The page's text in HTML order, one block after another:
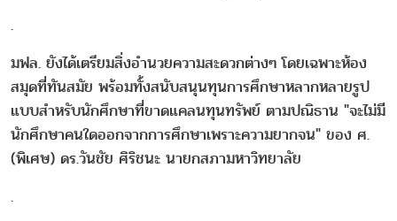
.
มฟล. ยังได้เตรียมสิ่งอำนวยความสะดวกต่างๆ โดยเฉพาะห้อง
สมุดที่ทันสมัย พร้อมทั้งสนับสนุนทุนการศึกษาหลากหลายรูป
แบบสำหรับนักศึกษาที่ขาดแคลนทุนทรัพย์ ตามปณิธาน "จะไม่มี
นักศึกษาคนใดออกจากการศึกษาเพราะความยากจน" ของ ศ.
(พิเศษ) ดร.วันชัย ศิริชนะ นายกสภามหาวิทยาลัย
.